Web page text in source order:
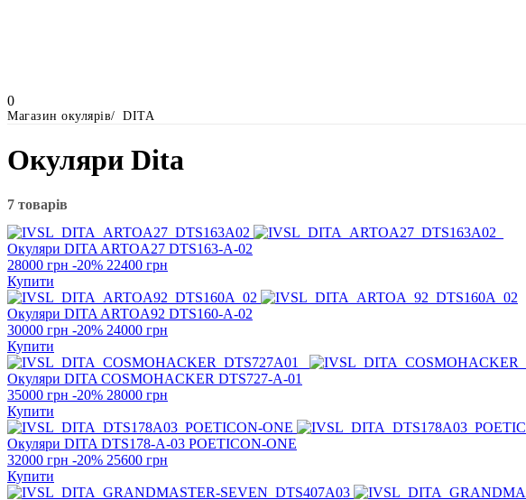
0
Магазин окулярів DITA
Окуляри Dita
7 товарів
Окуляри DITA ARTOA27 DTS163-A-02
28000 грн -20% 22400 грн
Купити
Окуляри DITA ARTOA92 DTS160-A-02
30000 грн -20% 24000 грн
Купити
Окуляри DITA COSMOHACKER DTS727-A-01
35000 грн -20% 28000 грн
Купити
Окуляри DITA DTS178-A-03 POETICON-ONE
32000 грн -20% 25600 грн
Купити